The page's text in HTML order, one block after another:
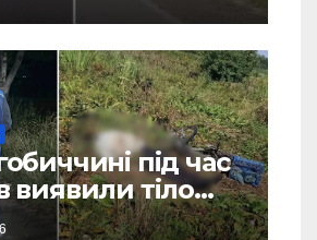
під час
виявили тіло
чоловіка (Фото)